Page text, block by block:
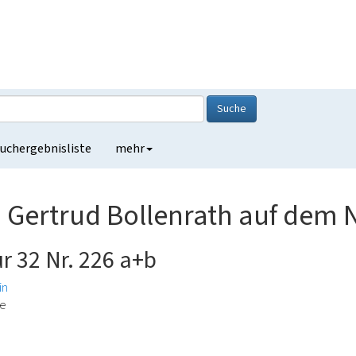
Suche
mehr
Bollenrath auf dem
32 Nr. 226 a+b